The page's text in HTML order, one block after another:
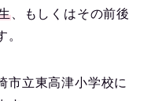
、もしくはその前後
。
市立東高津小学校に